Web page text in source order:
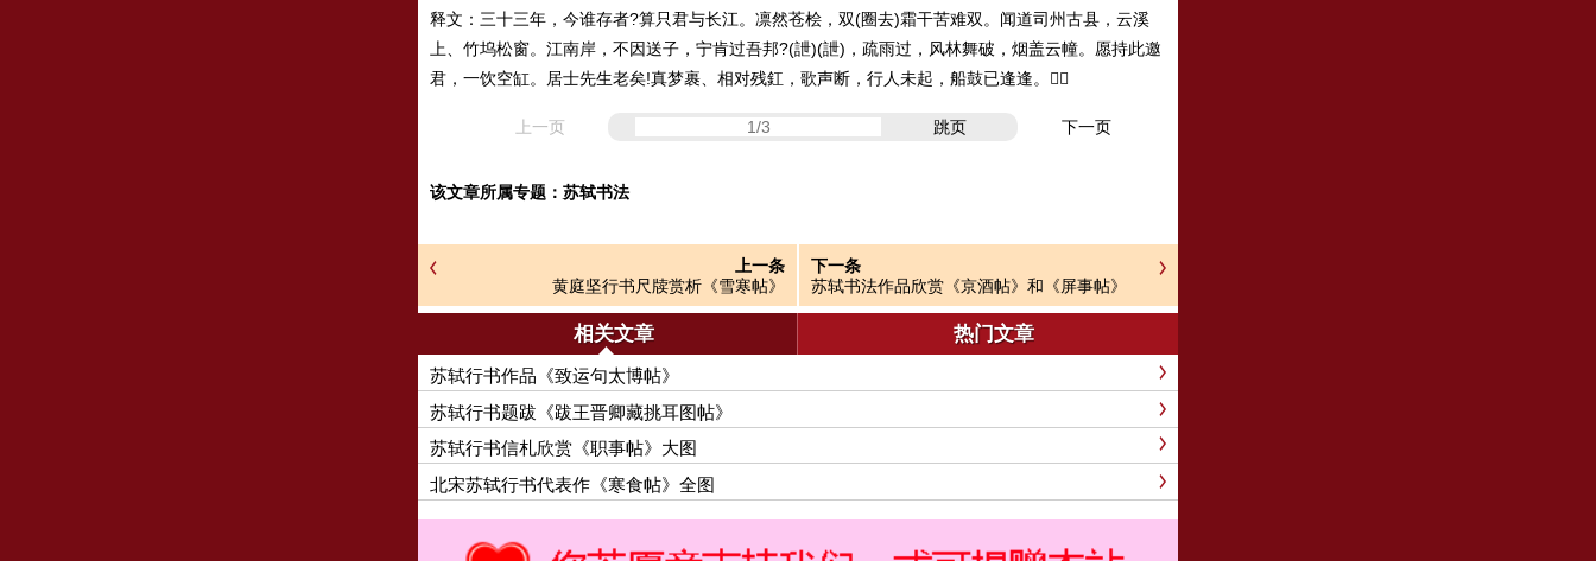
释文：三十三年，今谁存者?算只君与长江。凛然苍桧，双(圈去)霜干苦难双。闻道司州古县，云溪
上、竹坞松窗。江南岸，不因送子，宁肯过吾邦?(詍)(詍)，疏雨过，风林舞破，烟盖云幢。愿持此邀
君，一饮空缸。居士先生老矣!真梦裹、相对残釭，歌声断，行人未起，船鼓已逢逢。
上一页 跳页 下一页
该文章所属专题： 苏轼书法
上一条
黄庭坚行书尺牍赏析《雪寒帖》
下一条
苏轼书法作品欣赏《京酒帖》和《屏事帖》
相关文章 热门文章
苏轼行书作品《致运句太博帖》
苏轼行书题跋《跋王晋卿藏挑耳图帖》
苏轼行书信札欣赏《职事帖》大图
北宋苏轼行书代表作《寒食帖》全图